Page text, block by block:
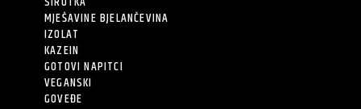
MJEŠAVINE BJELANČEVINA
IZOLAT
KAZEIN
GOTOVI NAPITCI
VEGANSKI
GOVEĐE